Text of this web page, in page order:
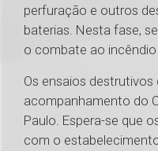
perfuração e outros
baterias. Nesta fase,
o combate ao
Os ensaios
acompanhamento do
Paulo. Espera-se que
com o